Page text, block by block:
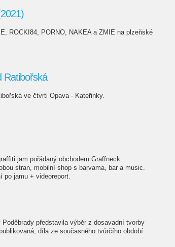
ROCKI84, PORNO, NAKEA a ZMIE na plzeňské
Ratibořská
ve čtvrti Opava - Kateřinky.
jam pořádaný obchodem Graffneck.
stran, mobilní shop s barvama, bar a music.
po jamu + videoreport.
představila výběr z dosavadní tvorby
díla ze současného tvůrčího období.